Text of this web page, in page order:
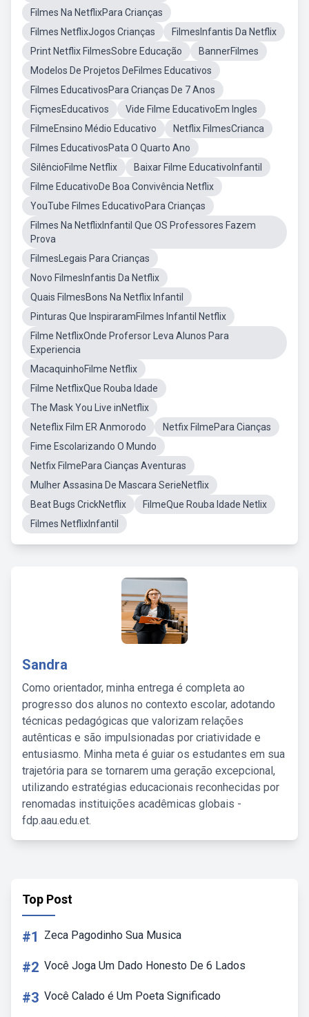
Filmes Na NetflixPara Crianças
Filmes NetflixJogos Crianças
FilmesInfantis Da Netflix
Print Netflix FilmesSobre Educação
BannerFilmes
Modelos De Projetos DeFilmes Educativos
Filmes EducativosPara Crianças De 7 Anos
FiçmesEducativos
Vide Filme EducativoEm Ingles
FilmeEnsino Médio Educativo
Netflix FilmesCrianca
Filmes EducativosPata O Quarto Ano
SilêncioFilme Netflix
Baixar Filme EducativoInfantil
Filme EducativoDe Boa Convivência Netflix
YouTube Filmes EducativoPara Crianças
Filmes Na NetflixInfantil Que OS Professores Fazem
Prova
FilmesLegais Para Crianças
Novo FilmesInfantis Da Netflix
Quais FilmesBons Na Netflix Infantil
Pinturas Que InspiraramFilmes Infantil Netflix
Filme NetflixOnde Profersor Leva Alunos Para
Experiencia
MacaquinhoFilme Netflix
Filme NetflixQue Rouba Idade
The Mask You Live inNetflix
Neteflix Film ER Anmorodo
Netfix FilmePara Cianças
Fime Escolarizando O Mundo
Netfix FilmePara Cianças Aventuras
Mulher Assasina De Mascara SerieNetflix
Beat Bugs CrickNetflix
FilmeQue Rouba Idade Netlix
Filmes NetflixInfantil
Sandra
Como orientador, minha entrega é completa ao
progresso dos alunos no contexto escolar, adotando
técnicas pedagógicas que valorizam relações
autênticas e são impulsionadas por criatividade e
entusiasmo. Minha meta é guiar os estudantes em sua
trajetória para se tornarem uma geração excepcional,
utilizando estratégias educacionais reconhecidas por
renomadas instituições acadêmicas globais -
fdp.aau.edu.et.
Top Post
#1 Zeca Pagodinho Sua Musica
#2 Você Joga Um Dado Honesto De 6 Lados
#3 Você Calado é Um Poeta Significado